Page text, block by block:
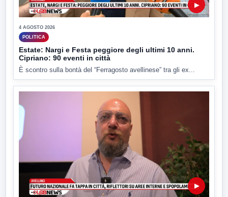
▶
4 AGOSTO 2026
POLITICA
Estate: Nargi e Festa peggiore degli ultimi 10 anni.
Cipriano: 90 eventi in città
È scontro sulla bontà del “Ferragosto avellinese” tra gli ex...
▶